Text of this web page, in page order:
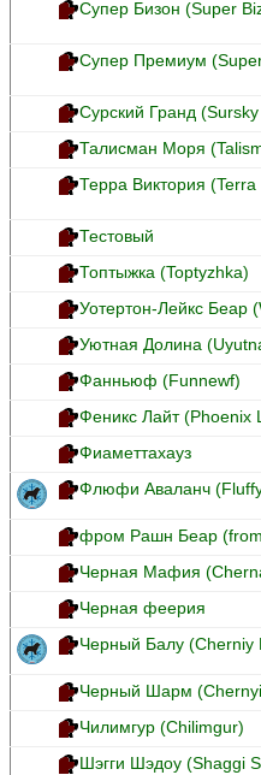
Супер Бизон (Super
Супер Премиум
Сурский Гранд
Талисман Моря
Терра Виктория
Тестовый
Топтыжка (Toptyzhka)
Уотертон-Лейкс Беар
Уютная Долина
Фанньюф (Funnewf)
Феникс Лайт (Phoenix
Фиаметтахауз
Флюфи Аваланч
фром Рашн Беар
Черная Мафия
Черная феерия
Черный Балу (Cherniy
Черный Шарм
Чилимгур (Chilimgur)
Шэгги Шэдоу (Shaggi